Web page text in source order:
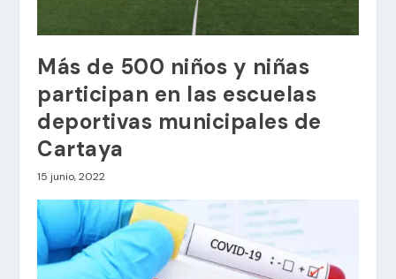
Más de 500 niños y niñas
participan en las escuelas
deportivas municipales de
Cartaya
15 junio, 2022